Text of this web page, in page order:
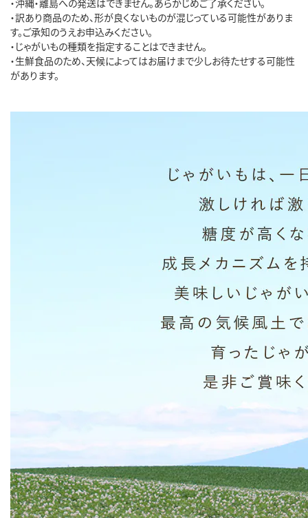
・訳あり商品のため、形が良くないものが混じっている可能性がありま
す。ご承知のうえお申込みください。
・じゃがいもの種類を指定することはできません。
・生鮮食品のため、天候によってはお届けまで少しお待たせする可能性
があります。